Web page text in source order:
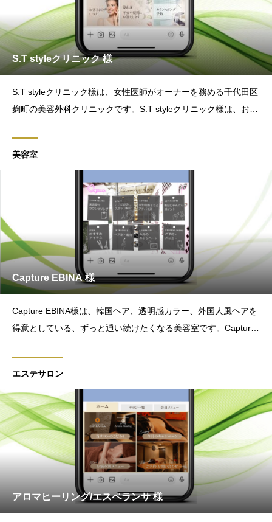
S.T styleクリニック 様
S.T styleクリニック様は、女性医師がオーナーを務める千代田区
麹町の美容外科クリニックです。S.T styleクリニック様は、お客
計からデザイン制作・構築までを担当
美容室
Capture EBINA 様
Capture EBINA様は、韓国ヘア、透明感カラー、外国人風ヘアを
得意としている、ずっと通い続けたくなる美容室です。Capture
テップの戦略設計からデザイン
エステサロン
アロマヒーリング/エスペランサ 様